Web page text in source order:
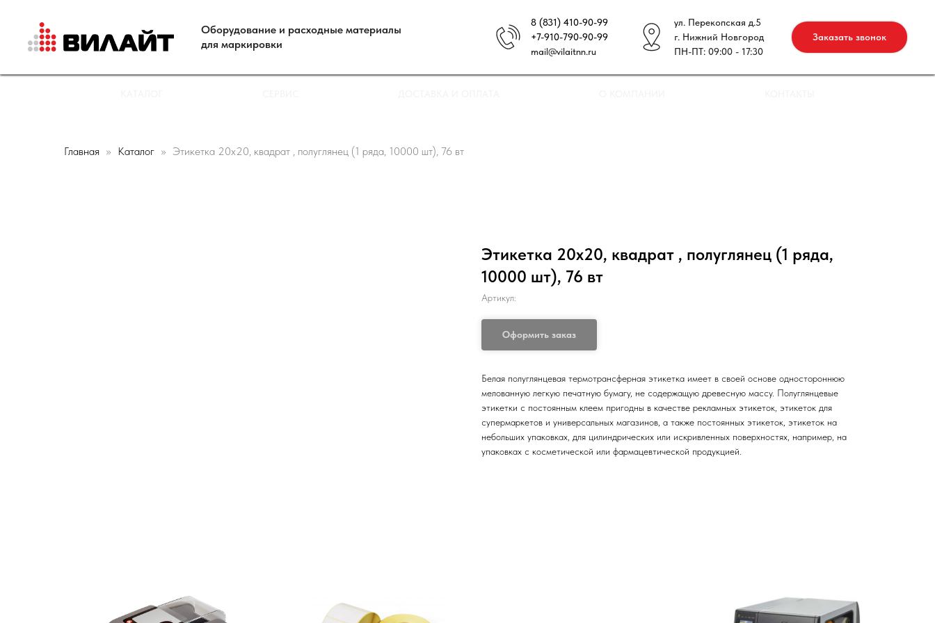
Оборудование и расходные материалы
для маркировки
8 (831) 410-90-99
+7-910-790-90-99
mail@vilaitnn.ru
ул. Перекопская д.5
г. Нижний Новгород
ПН-ПТ: 09:00 - 17:30
Заказать звонок
Главная Каталог Этикетка 20х20, квадрат , полуглянец (1 ряда, 10000 шт), 76 вт
Этикетка 20х20, квадрат , полуглянец (1 ряда,
10000 шт), 76 вт
Артикул:
Оформить заказ
Белая полуглянцевая термотрансферная этикетка имеет в своей основе одностороннюю
мелованную легкую печатную бумагу, не содержащую древесную массу. Полуглянцевые
этикетки с постоянным клеем пригодны в качестве рекламных этикеток, этикеток для
супермаркетов и универсальных магазинов, а также постоянных этикеток, этикеток на
небольших упаковках, для цилиндрических или искривленных поверхностях, например, на
упаковках с косметической или фармацевтической продукцией.